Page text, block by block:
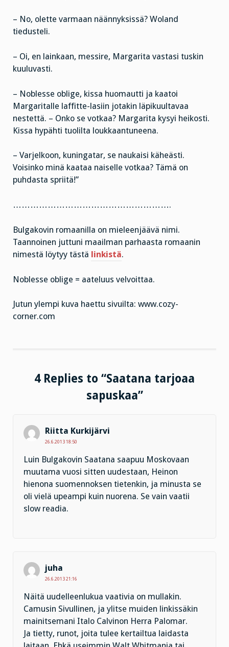
– No, olette varmaan näännyksissä? Woland
tiedusteli.
– Oi, en lainkaan, messire, Margarita vastasi tuskin
kuuluvasti.
– Noblesse oblige, kissa huomautti ja kaatoi
Margaritalle laffitte-lasiin jotakin läpikuultavaa
nestettä. – Onko se votkaa? Margarita kysyi heikosti.
Kissa hypähti tuolilta loukkaantuneena.
– Varjelkoon, kuningatar, se naukaisi käheästi.
Voisinko minä kaataa naiselle votkaa? Tämä on
puhdasta spriitä!”
……………………………………………….
Bulgakovin romaanilla on mieleenjäävä nimi.
Taannoinen juttuni maailman parhaasta romaanin
nimestä löytyy tästä linkistä.
Noblesse oblige = aateluus velvoittaa.
Jutun ylempi kuva haettu sivuilta: www.cozy-
corner.com
4 Replies to “Saatana tarjoaa
sapuskaa”
Riitta Kurkijärvi
26.6.2013 18:50
Luin Bulgakovin Saatana saapuu Moskovaan
muutama vuosi sitten uudestaan, Heinon
hienona suomennoksen tietenkin, ja minusta se
oli vielä upeampi kuin nuorena. Se vain vaatii
slow readia.
juha
26.6.2013 21:16
Näitä uudelleenlukua vaativia on mullakin.
Camusin Sivullinen, ja ylitse muiden linkissäkin
mainitsemani Italo Calvinon Herra Palomar.
Ja tietty, runot, joita tulee kertailtua laidasta